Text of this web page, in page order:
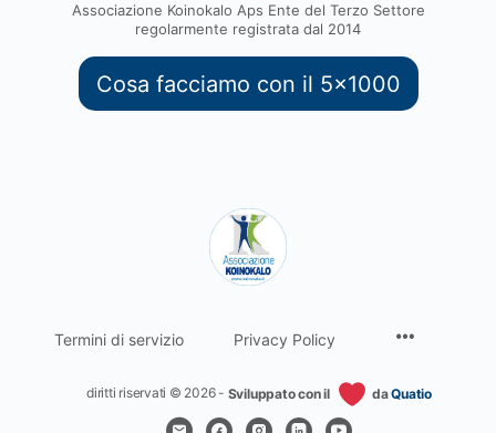
Associazione Koinokalo Aps Ente del Terzo Settore
regolarmente registrata dal 2014
Cosa facciamo con il 5x1000
Termini di servizio Privacy Policy
diritti riservati © 2026 - Sviluppato con il daQuatio